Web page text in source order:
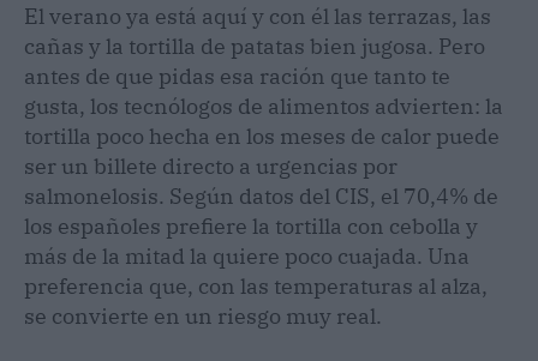
El verano ya está aquí y con él las terrazas, las
cañas y la tortilla de patatas bien jugosa. Pero
antes de que pidas esa ración que tanto te
gusta, los tecnólogos de alimentos advierten: la
tortilla poco hecha en los meses de calor puede
ser un billete directo a urgencias por
salmonelosis. Según datos del CIS, el 70,4% de
los españoles prefiere la tortilla con cebolla y
más de la mitad la quiere poco cuajada. Una
preferencia que, con las temperaturas al alza,
se convierte en un riesgo muy real.